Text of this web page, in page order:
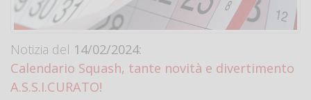
Notizia del 14/02/2024:
Calendario Squash, tante novità e divertimento
A.S.S.I.CURATO!